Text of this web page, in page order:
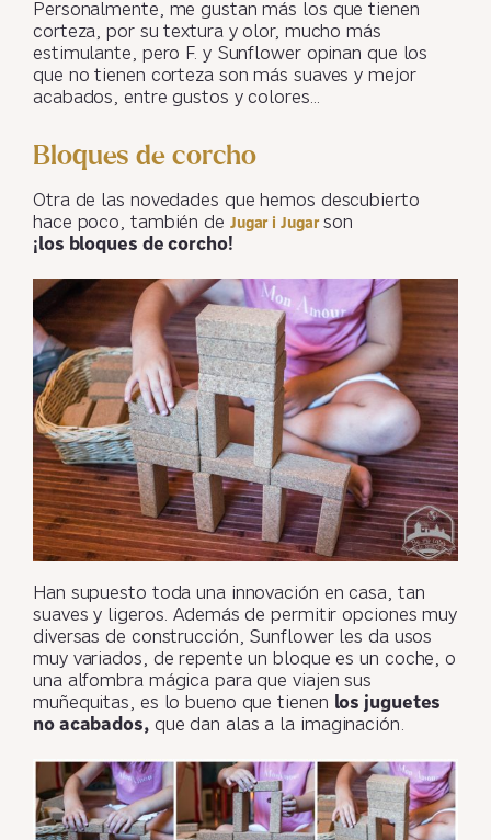
Personalmente, me gustan más los que tienen
corteza, por su textura y olor, mucho más
estimulante, pero F. y Sunflower opinan que los
que no tienen corteza son más suaves y mejor
acabados, entre gustos y colores…
Bloques de corcho
Otra de las novedades que hemos descubierto
hace poco, también de Jugar i Jugarson
¡los bloques de corcho!
Han supuesto toda una innovación en casa, tan
suaves y ligeros. Además de permitir opciones muy
diversas de construcción, Sunflower les da usos
muy variados, de repente un bloque es un coche, o
una alfombra mágica para que viajen sus
muñequitas, es lo bueno que tienen los juguetes
no acabados,que dan alas a la imaginación.